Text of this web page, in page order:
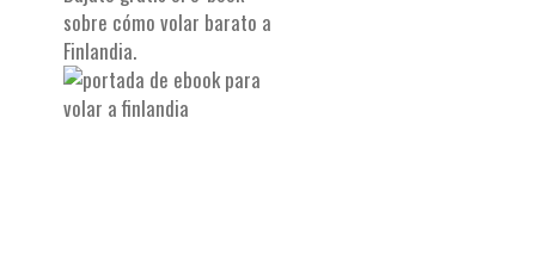
sobre cómo volar barato a
Finlandia.